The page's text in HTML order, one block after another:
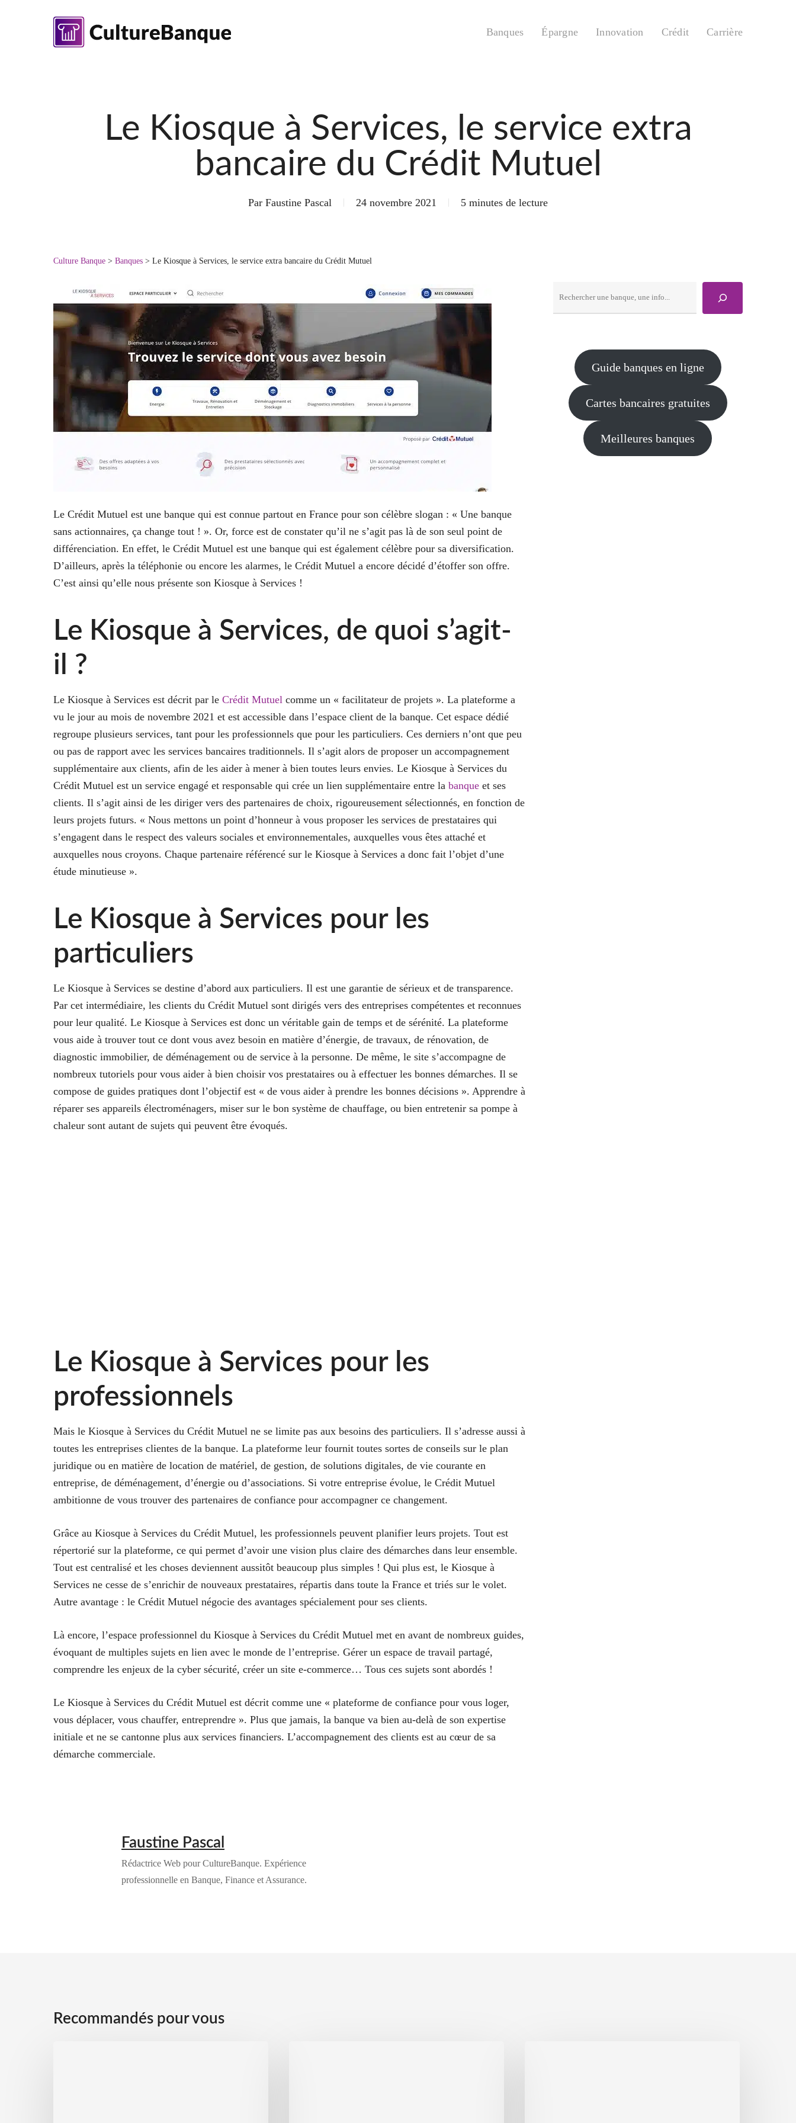
Banques Épargne Innovation Crédit Carrière
Le Kiosque à Services, le service extra
bancaire du Crédit Mutuel
Par Faustine Pascal 24 novembre 2021 5 minutes de lecture
Culture Banque > Banques > Le Kiosque à Services, le service extra bancaire du Crédit Mutuel
Le Crédit Mutuel est une banque qui est connue partout en France pour son célèbre slogan : « Une banque
sans actionnaires, ça change tout ! ». Or, force est de constater qu’il ne s’agit pas là de son seul point de
différenciation. En effet, le Crédit Mutuel est une banque qui est également célèbre pour sa diversification.
D’ailleurs, après la téléphonie ou encore les alarmes, le Crédit Mutuel a encore décidé d’étoffer son offre.
C’est ainsi qu’elle nous présente son Kiosque à Services !
Le Kiosque à Services, de quoi s’agit-
il ?
Le Kiosque à Services est décrit par le Crédit Mutuel comme un « facilitateur de projets ». La plateforme a
vu le jour au mois de novembre 2021 et est accessible dans l’espace client de la banque. Cet espace dédié
regroupe plusieurs services, tant pour les professionnels que pour les particuliers. Ces derniers n’ont que peu
ou pas de rapport avec les services bancaires traditionnels. Il s’agit alors de proposer un accompagnement
supplémentaire aux clients, afin de les aider à mener à bien toutes leurs envies. Le Kiosque à Services du
Crédit Mutuel est un service engagé et responsable qui crée un lien supplémentaire entre la banque et ses
clients. Il s’agit ainsi de les diriger vers des partenaires de choix, rigoureusement sélectionnés, en fonction de
leurs projets futurs. « Nous mettons un point d’honneur à vous proposer les services de prestataires qui
s’engagent dans le respect des valeurs sociales et environnementales, auxquelles vous êtes attaché et
auxquelles nous croyons. Chaque partenaire référencé sur le Kiosque à Services a donc fait l’objet d’une
étude minutieuse ».
Le Kiosque à Services pour les
particuliers
Le Kiosque à Services se destine d’abord aux particuliers. Il est une garantie de sérieux et de transparence.
Par cet intermédiaire, les clients du Crédit Mutuel sont dirigés vers des entreprises compétentes et reconnues
pour leur qualité. Le Kiosque à Services est donc un véritable gain de temps et de sérénité. La plateforme
vous aide à trouver tout ce dont vous avez besoin en matière d’énergie, de travaux, de rénovation, de
diagnostic immobilier, de déménagement ou de service à la personne. De même, le site s’accompagne de
nombreux tutoriels pour vous aider à bien choisir vos prestataires ou à effectuer les bonnes démarches. Il se
compose de guides pratiques dont l’objectif est « de vous aider à prendre les bonnes décisions ». Apprendre à
réparer ses appareils électroménagers, miser sur le bon système de chauffage, ou bien entretenir sa pompe à
chaleur sont autant de sujets qui peuvent être évoqués.
Le Kiosque à Services pour les
professionnels
Mais le Kiosque à Services du Crédit Mutuel ne se limite pas aux besoins des particuliers. Il s’adresse aussi à
toutes les entreprises clientes de la banque. La plateforme leur fournit toutes sortes de conseils sur le plan
juridique ou en matière de location de matériel, de gestion, de solutions digitales, de vie courante en
entreprise, de déménagement, d’énergie ou d’associations. Si votre entreprise évolue, le Crédit Mutuel
ambitionne de vous trouver des partenaires de confiance pour accompagner ce changement.
Grâce au Kiosque à Services du Crédit Mutuel, les professionnels peuvent planifier leurs projets. Tout est
répertorié sur la plateforme, ce qui permet d’avoir une vision plus claire des démarches dans leur ensemble.
Tout est centralisé et les choses deviennent aussitôt beaucoup plus simples ! Qui plus est, le Kiosque à
Services ne cesse de s’enrichir de nouveaux prestataires, répartis dans toute la France et triés sur le volet.
Autre avantage : le Crédit Mutuel négocie des avantages spécialement pour ses clients.
Là encore, l’espace professionnel du Kiosque à Services du Crédit Mutuel met en avant de nombreux guides,
évoquant de multiples sujets en lien avec le monde de l’entreprise. Gérer un espace de travail partagé,
comprendre les enjeux de la cyber sécurité, créer un site e-commerce… Tous ces sujets sont abordés !
Le Kiosque à Services du Crédit Mutuel est décrit comme une « plateforme de confiance pour vous loger,
vous déplacer, vous chauffer, entreprendre ». Plus que jamais, la banque va bien au-delà de son expertise
initiale et ne se cantonne plus aux services financiers. L’accompagnement des clients est au cœur de sa
démarche commerciale.
Faustine Pascal
Rédactrice Web pour CultureBanque. Expérience
professionnelle en Banque, Finance et Assurance.
Guide banques en ligne
Cartes bancaires gratuites
Meilleures banques
Recommandés pour vous